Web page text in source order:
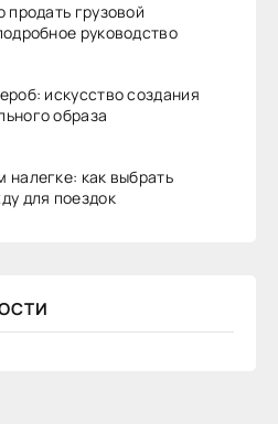
продать грузовой
руководство
искусство создания
образа
налегке: как выбрать
для поездок